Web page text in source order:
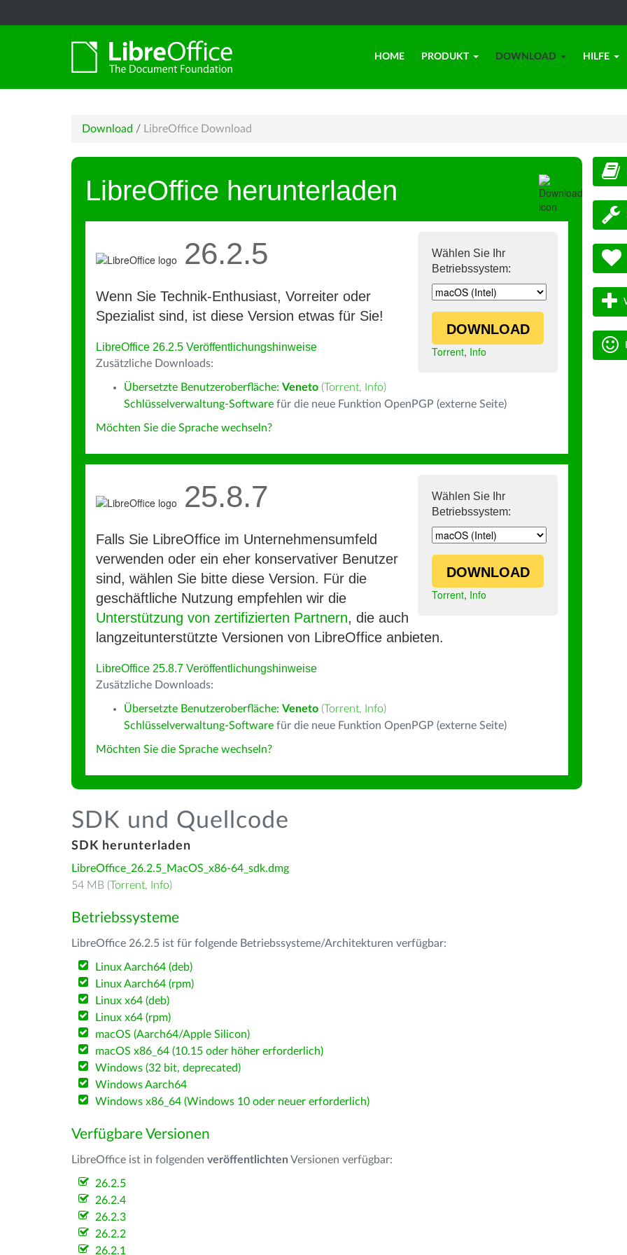
HOME PRODUKT DOWNLOAD HILFE
Download / LibreOffice Download
LibreOffice herunterladen
Wählen Sie Ihr
Betriebssystem:
DOWNLOAD
Torrent, Info
26.2.5
Wenn Sie Technik-Enthusiast, Vorreiter oder
Spezialist sind, ist diese Version etwas für Sie!
LibreOffice 26.2.5 Veröffentlichungshinweise
Zusätzliche Downloads:
Übersetzte Benutzeroberfläche: Veneto (Torrent, Info)
Schlüsselverwaltung-Software für die neue Funktion OpenPGP (externe Seite)
Möchten Sie die Sprache wechseln?
Wählen Sie Ihr
Betriebssystem:
DOWNLOAD
Torrent, Info
25.8.7
Falls Sie LibreOffice im Unternehmensumfeld
verwenden oder ein eher konservativer Benutzer
sind, wählen Sie bitte diese Version. Für die
geschäftliche Nutzung empfehlen wir die
Unterstützung von zertifizierten Partnern, die auch
langzeitunterstützte Versionen von LibreOffice anbieten.
LibreOffice 25.8.7 Veröffentlichungshinweise
Zusätzliche Downloads:
Übersetzte Benutzeroberfläche: Veneto (Torrent, Info)
Schlüsselverwaltung-Software für die neue Funktion OpenPGP (externe Seite)
Möchten Sie die Sprache wechseln?
SDK und Quellcode
SDK herunterladen
LibreOffice_26.2.5_MacOS_x86-64_sdk.dmg
54 MB (Torrent, Info)
Betriebssysteme
LibreOffice 26.2.5 ist für folgende Betriebssysteme/Architekturen verfügbar:
Linux Aarch64 (deb)
Linux Aarch64 (rpm)
Linux x64 (deb)
Linux x64 (rpm)
macOS (Aarch64/Apple Silicon)
macOS x86_64 (10.15 oder höher erforderlich)
Windows (32 bit, deprecated)
Windows Aarch64
Windows x86_64 (Windows 10 oder neuer erforderlich)
Verfügbare Versionen
LibreOffice ist in folgenden veröffentlichten Versionen verfügbar:
26.2.5
26.2.4
26.2.3
26.2.2
26.2.1